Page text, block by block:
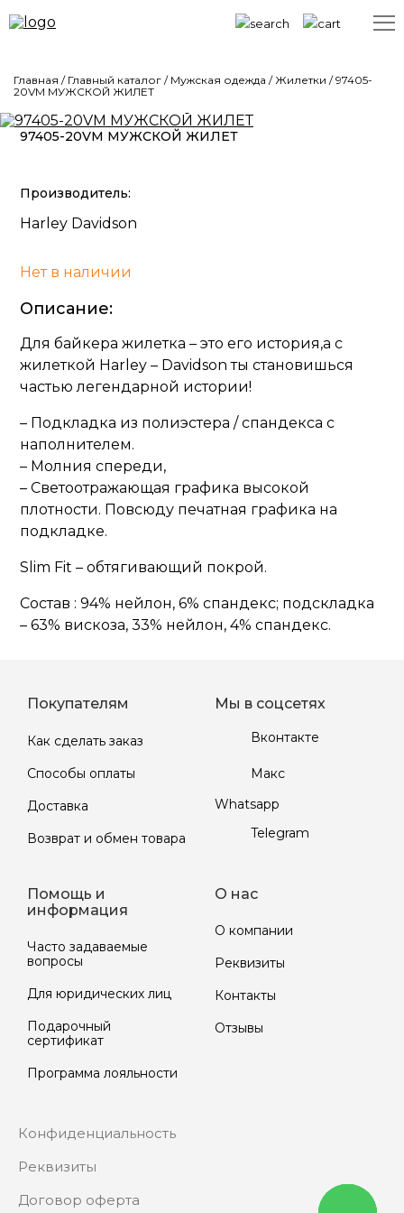
Главная / Главный каталог / Мужская одежда / Жилетки /97405-
20VM МУЖСКОЙ ЖИЛЕТ
97405-20VM МУЖСКОЙ ЖИЛЕТ
Производитель:
Harley Davidson
Нет в наличии
Описание:
Для байкера жилетка – это его история,а с
жилеткой Harley – Davidson ты становишься
частью легендарной истории!
– Подкладка из полиэстера / спандекса с
наполнителем.
– Молния спереди,
– Светоотражающая графика высокой
плотности. Повсюду печатная графика на
подкладке.
Slim Fit – обтягивающий покрой.
Состав : 94% нейлон, 6% спандекс; подскладка
– 63% вискоза, 33% нейлон, 4% спандекс.
Покупателям
Как сделать заказ
Способы оплаты
Доставка
Возврат и обмен товара
Мы в соцсетях
Вконтакте
Макс
Whatsapp
Telegram
Помощь и
информация
Часто задаваемые
вопросы
Для юридических лиц
Подарочный
сертификат
Программа лояльности
О нас
О компании
Реквизиты
Контакты
Отзывы
Конфиденциальность
Реквизиты
Договор оферта